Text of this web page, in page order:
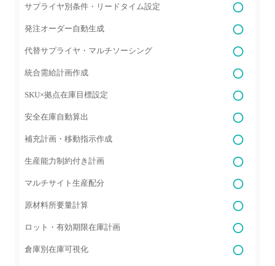
サプライヤ別条件・リードタイム設定
発注オーダー自動生成
代替サプライヤ・マルチソーシング
統合需給計画作成
SKU×拠点在庫目標設定
安全在庫自動算出
補充計画・移動指示作成
生産能力制約付き計画
マルチサイト生産配分
原材料所要量計算
ロット・有効期限在庫計画
倉庫別在庫可視化